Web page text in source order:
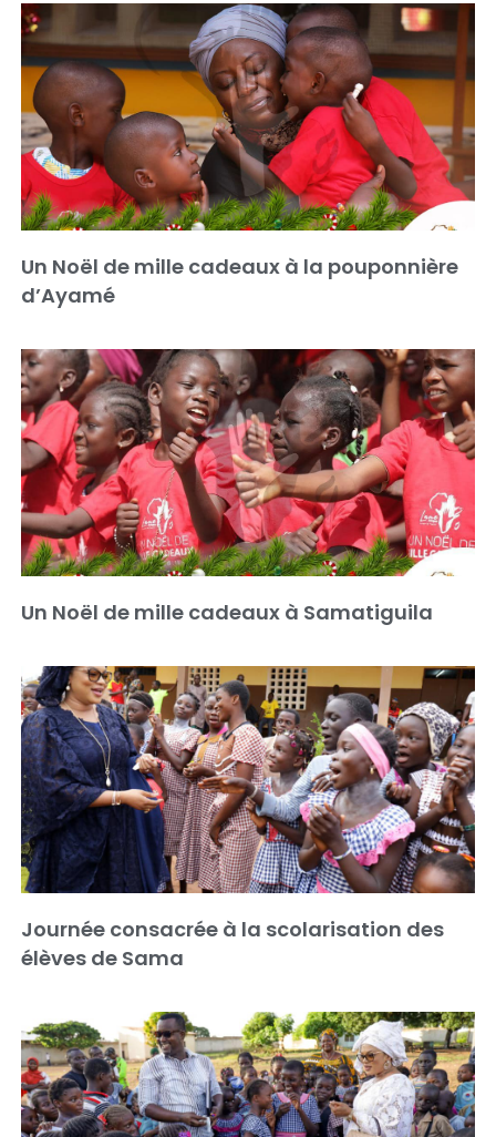
Un Noël de mille cadeaux à la pouponnière
d’Ayamé
Un Noël de mille cadeaux à Samatiguila
Journée consacrée à la scolarisation des
élèves de Sama